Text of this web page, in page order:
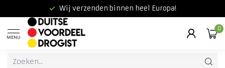
Wij verzenden binnen heel Europa!
MENU
0